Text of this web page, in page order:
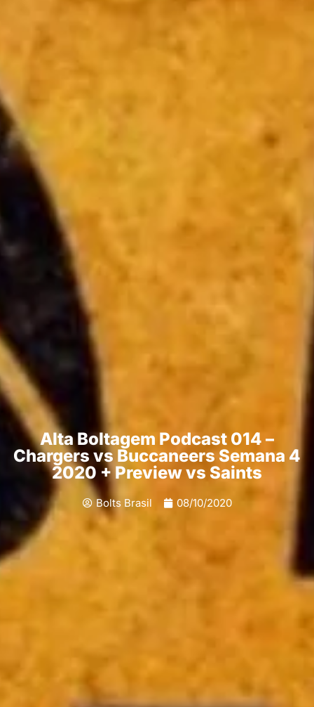
Alta Boltagem Podcast 014 –
Chargers vs Buccaneers Semana 4
2020 + Preview vs Saints
Bolts Brasil 08/10/2020